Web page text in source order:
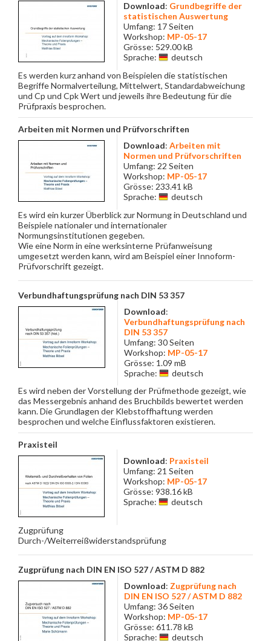
Download: Grundbegriffe der
statistischen Auswertung
Umfang: 17 Seiten
Workshop: MP-05-17
Grösse: 529.00 kB
Sprache:
deutsch
Es werden kurz anhand von Beispielen die statistischen
Begriffe Normalverteilung, Mittelwert, Standardabweichung
und Cp und Cpk Wert und jeweils ihre Bedeutung für die
Prüfpraxis besprochen.
Arbeiten mit Normen und Prüfvorschriften
Download: Arbeiten mit
Normen und Prüfvorschriften
Umfang: 22 Seiten
Workshop: MP-05-17
Grösse: 233.41 kB
Sprache:
deutsch
Es wird ein kurzer Überblick zur Normung in Deutschland und
Beispiele nationaler und internationaler
Normungsinstitutionen gegeben.
Wie eine Norm in eine werksinterne Prüfanweisung
umgesetzt werden kann, wird am Beispiel einer Innoform-
Prüfvorschrift gezeigt.
Verbundhaftungsprüfung nach DIN 53 357
Download:
Verbundhaftungsprüfung nach
DIN 53 357
Umfang: 30 Seiten
Workshop: MP-05-17
Grösse: 1.09 mB
Sprache:
deutsch
Es wird neben der Vorstellung der Prüfmethode gezeigt, wie
das Messergebnis anhand des Bruchbilds bewertet werden
kann. Die Grundlagen der Klebstoffhaftung werden
besprochen und welche Einflussfaktoren existieren.
Praxisteil
Download: Praxisteil
Umfang: 21 Seiten
Workshop: MP-05-17
Grösse: 938.16 kB
Sprache:
deutsch
Zugprüfung
Durch-/Weiterreißwiderstandsprüfung
Zugprüfung nach DIN EN ISO 527 / ASTM D 882
Download: Zugprüfung nach
DIN EN ISO 527 / ASTM D 882
Umfang: 36 Seiten
Workshop: MP-05-17
Grösse: 611.78 kB
Sprache:
deutsch